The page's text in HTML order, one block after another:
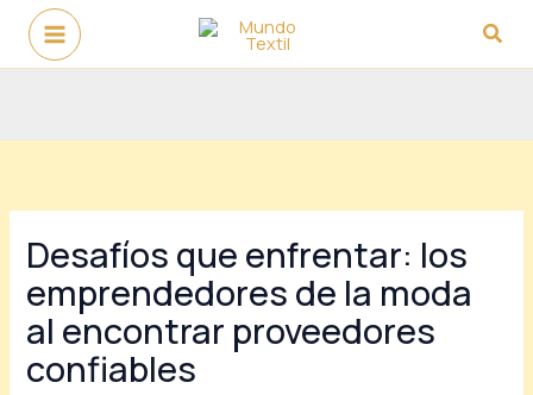
contenido
Desafíos que enfrentar: los
emprendedores de la moda
al encontrar proveedores
confiables